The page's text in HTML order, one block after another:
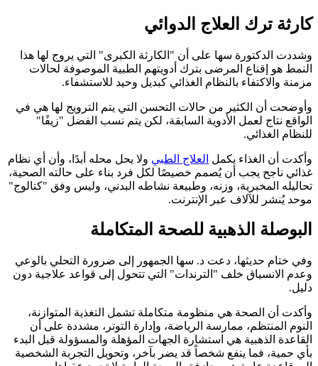
كارثة ترك العلاج الدوائي
وشددت الدكتورة سها على أن "الكارثة الكبرى" التي يروج لها هذا
النمط هو إقناع المرضى بترك أدويتهم الطبية الموصوفة لحالات
مزمنة والاكتفاء بالنظام الغذائي كبديل وحيد للاستشفاء.
وأوضحت أن الكثير من حالات التحسن التي يتم الترويج لها هي في
الواقع نتاج لعمل الأدوية السابقة، لكن يتم نسب الفضل "زيفًا"
للنظام الغذائي.
وأكدت أن الغذاء يكمل العلاج الطبيولا يحل محله أبدًا، وأن أي نظام
غذائي ناجح يجب أن يُصمم خصيصًا لكل فرد بناء على حالته الصحية،
تحاليله المخبرية، وزنه، وطبيعة نشاطه البدني، وليس وفق "كتالوج"
موحد يُنشر للآلاف عبر الإنترنت.
البوصلة الذهبية للصحة المتكاملة
وفي ختام حديثها، دعت د. سها الجمهور إلى ضرورة التحلي بالوعي
وعدم الانسياق خلف "الترندات" التي تتحول إلى قواعد علاجية دون
دليل.
وأكدت أن الصحة هي منظومة متكاملة تشمل التغذية المتوازنة،
النوم المنتظم، ممارسة الرياضة، وإدارة التوتر، مشددة على أن
القاعدة الذهبية هي استشارة الجهات المؤهلة والمسؤولة قبل البدء
بأي حمية، فما ينفع شخصاً قد يضر بآخر، وتحويل التجربة الشخصية